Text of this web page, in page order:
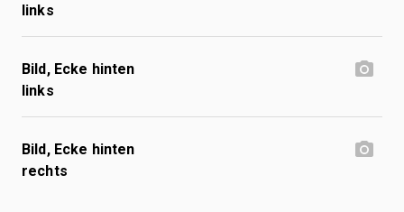
links
Bild, Ecke hinten
links
Bild, Ecke hinten
rechts